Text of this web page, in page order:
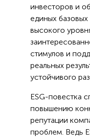
инвесторов и
единых базовых
высокого
стимулов и
реальных
устойчивого
ESG-повестка
повышению
репутации
проблем. Ведь